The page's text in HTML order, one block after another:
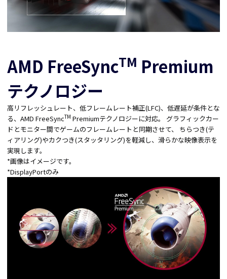
AMD FreeSyncTM Premium
テクノロジー
高リフレッシュレート、低フレームレート補正(LFC)、低遅延が条件とな
る、AMD FreeSyncTM Premiumテクノロジーに対応。 グラフィックカー
ドとモニター間でゲームのフレームレートと同期させて、 ちらつき(テ
ィアリング)やカクつき(スタッタリング)を軽減し、滑らかな映像表示を
実現します。
*画像はイメージです。
*DisplayPortのみ